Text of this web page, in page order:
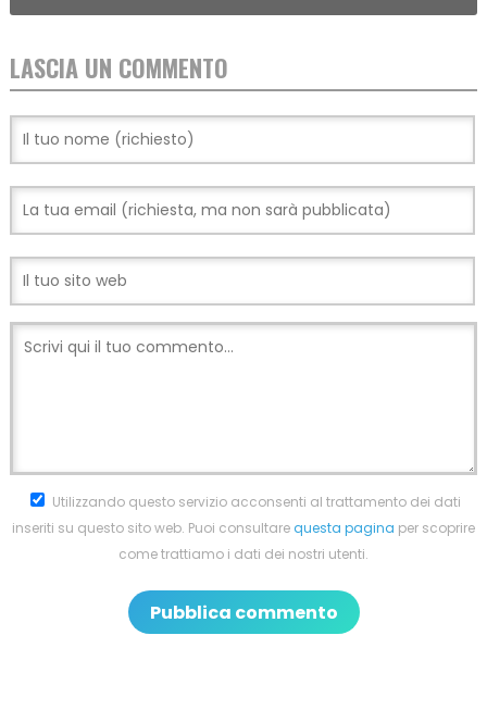
LASCIA UN COMMENTO
Utilizzando questo servizio acconsenti al trattamento dei dati
inseriti su questo sito web. Puoi consultarequesta pagina per scoprire
come trattiamo i dati dei nostri utenti.